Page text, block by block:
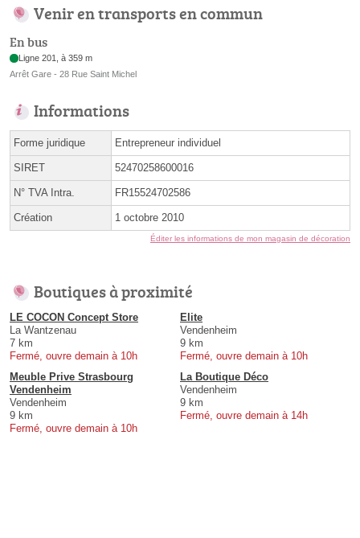
Venir en transports en commun
En bus
Ligne 201, à 359 m
Arrêt Gare - 28 Rue Saint Michel
Informations
Forme juridique Entrepreneur individuel
SIRET 52470258600016
N° TVA Intra. FR15524702586
Création 1 octobre 2010
Éditer les informations de mon magasin de décoration
Boutiques à proximité
LE COCON Concept Store
La Wantzenau
7 km
Fermé, ouvre demain à 10h
Elite
Vendenheim
9 km
Fermé, ouvre demain à 10h
Meuble Prive Strasbourg
Vendenheim
Vendenheim
9 km
Fermé, ouvre demain à 10h
La Boutique Déco
Vendenheim
9 km
Fermé, ouvre demain à 14h